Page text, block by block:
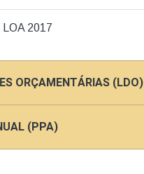
LOA 2017
ORÇAMENTÁRIAS (LDO)
(PPA)